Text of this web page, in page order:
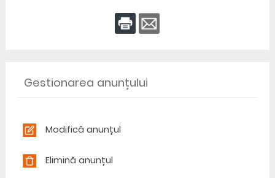
Gestionarea anunțului
Modifică anunțul
Elimină anunțul